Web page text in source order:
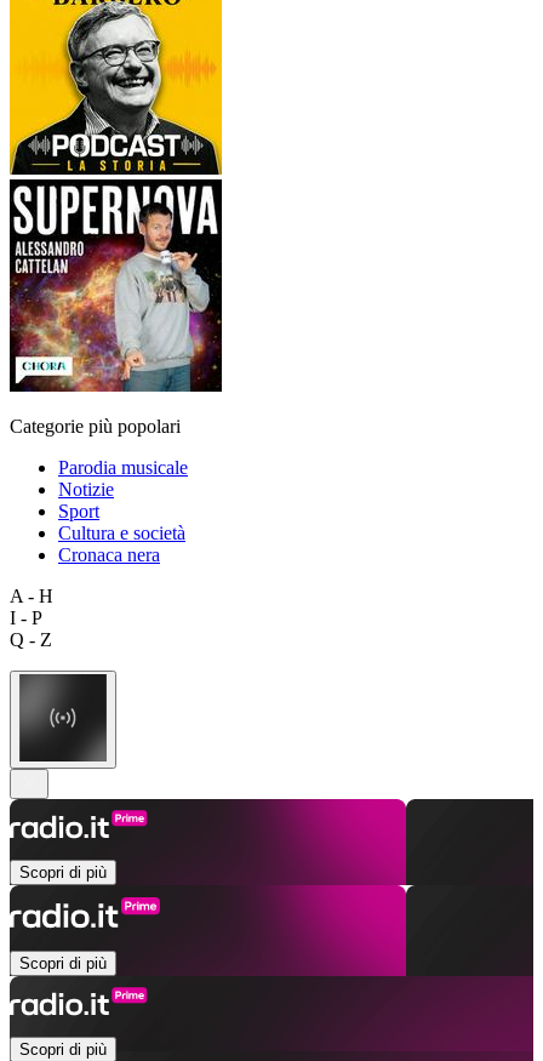
Categorie più popolari
Parodia musicale
Notizie
Sport
Cultura e società
Cronaca nera
A - H
I - P
Q - Z
Scopri di più
Scopri di più
Scopri di più